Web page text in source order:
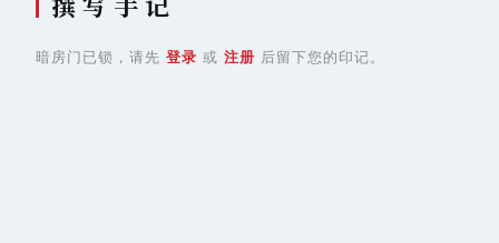
暗房门已锁，请先 登录 或 注册 后留下您的印记。